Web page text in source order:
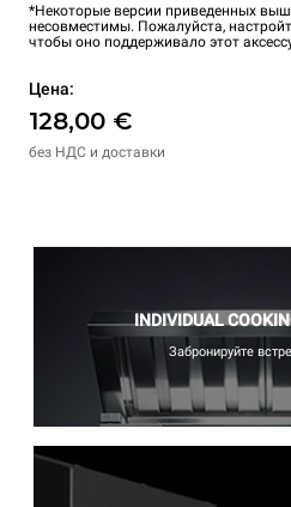
*Некоторые версии приведенных
несовместимы. Пожалуйста,
чтобы оно поддерживало этот
Цена:
128,00 €
без НДС и доставки
INDIVIDUAL
Забронируйте